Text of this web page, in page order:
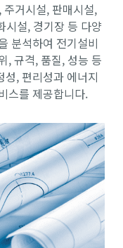
거시설, 판매시설,
시설, 경기장 등 다양
분석하여 전기설비
, 규격, 품질, 성능 등
, 편리성과 에너지
스를 제공합니다.